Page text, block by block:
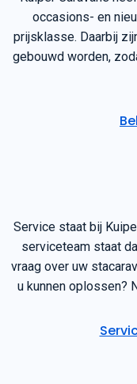
occasions- en
prijsklasse. Daarbij
gebouwd worden,
Service staat bij
serviceteam staat
vraag over uw
u kunnen oplossen?